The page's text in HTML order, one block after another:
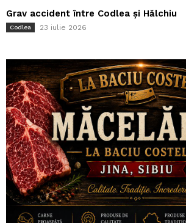
Grav accident între Codlea și Hălchiu
Codlea 23 iulie 2026